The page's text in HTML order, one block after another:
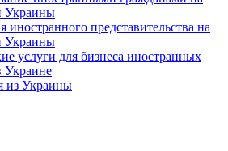
Украины
иностранного представительства на
Украины
услуги для бизнеса иностранных
Украине
из Украины